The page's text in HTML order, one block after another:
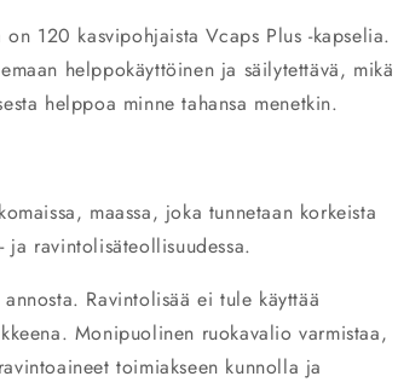
on 120 kasvipohjaista Vcaps Plus -kapselia.
helppokäyttöinen ja säilytettävä, mikä
helppoa minne tahansa menetkin.
maassa, joka tunnetaan korkeista
ja ravintolisäteollisuudessa.
Ravintolisää ei tule käyttää
Monipuolinen ruokavalio varmistaa,
toimiakseen kunnolla ja